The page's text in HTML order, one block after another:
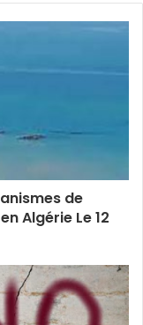
de
Algérie Le 12